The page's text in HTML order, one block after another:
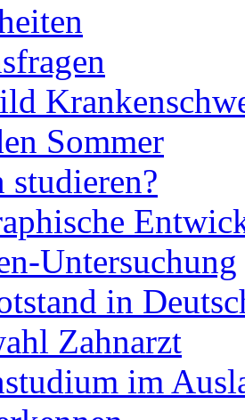
Sommer
Untersuchung
in
Zahnarzt
im